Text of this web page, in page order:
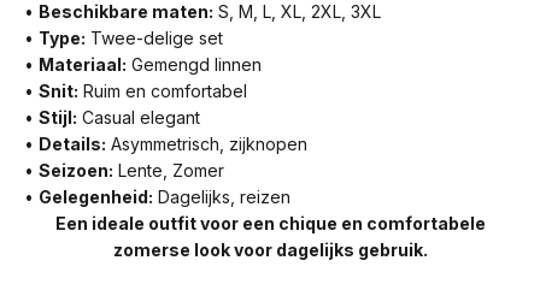
• Beschikbare maten: S, M, L, XL, 2XL, 3XL
• Type: Twee-delige set
• Materiaal: Gemengd linnen
• Snit: Ruim en comfortabel
• Stijl: Casual elegant
• Details: Asymmetrisch, zijknopen
• Seizoen: Lente, Zomer
• Gelegenheid: Dagelijks, reizen
Een ideale outfit voor een chique en comfortabele
zomerse look voor dagelijks gebruik.